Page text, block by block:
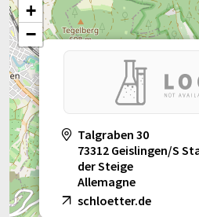
Talgraben 30
73312 Geislingen/S
der Steige
Allemagne
schloetter.de
+
−